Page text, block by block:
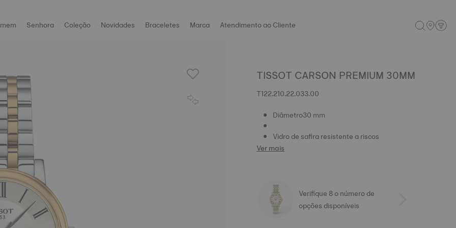
Senhora Coleção Novidades Braceletes Marca Atendimento ao Cliente
TISSOT CARSON PREMIUM 30MM
T122.210.22.033.00
Diâmetro30 mm
Vidro de safira resistente a riscos
Ver mais
Verifique 8 o número de
opções disponíveis